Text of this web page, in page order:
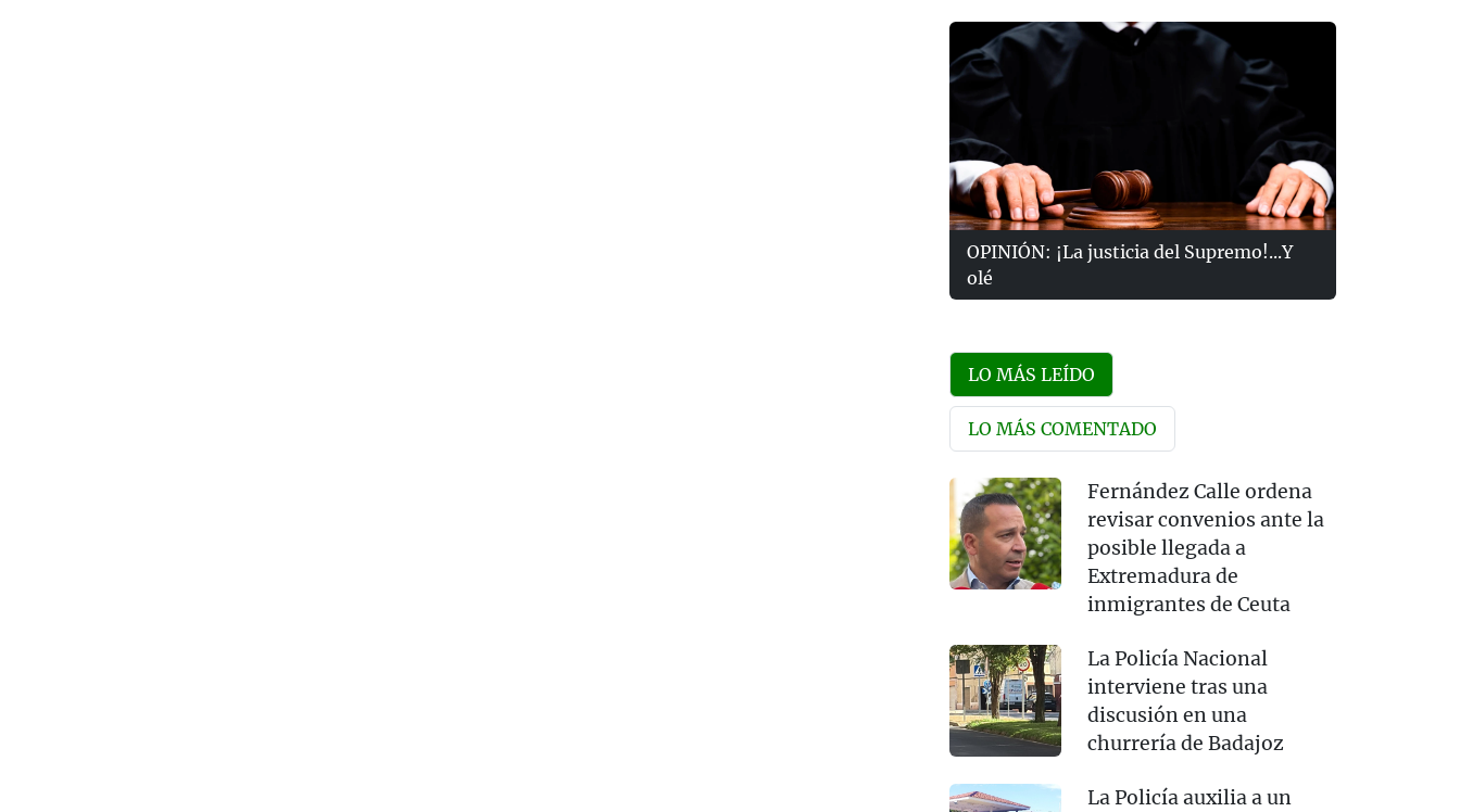
OPINIÓN: ¡La justicia del Supremo!...Y
olé
LO MÁS LEÍDO
LO MÁS COMENTADO
Fernández Calle ordena
revisar convenios ante la
posible llegada a
Extremadura de
inmigrantes de Ceuta
La Policía Nacional
interviene tras una
discusión en una
churrería de Badajoz
La Policía auxilia a un